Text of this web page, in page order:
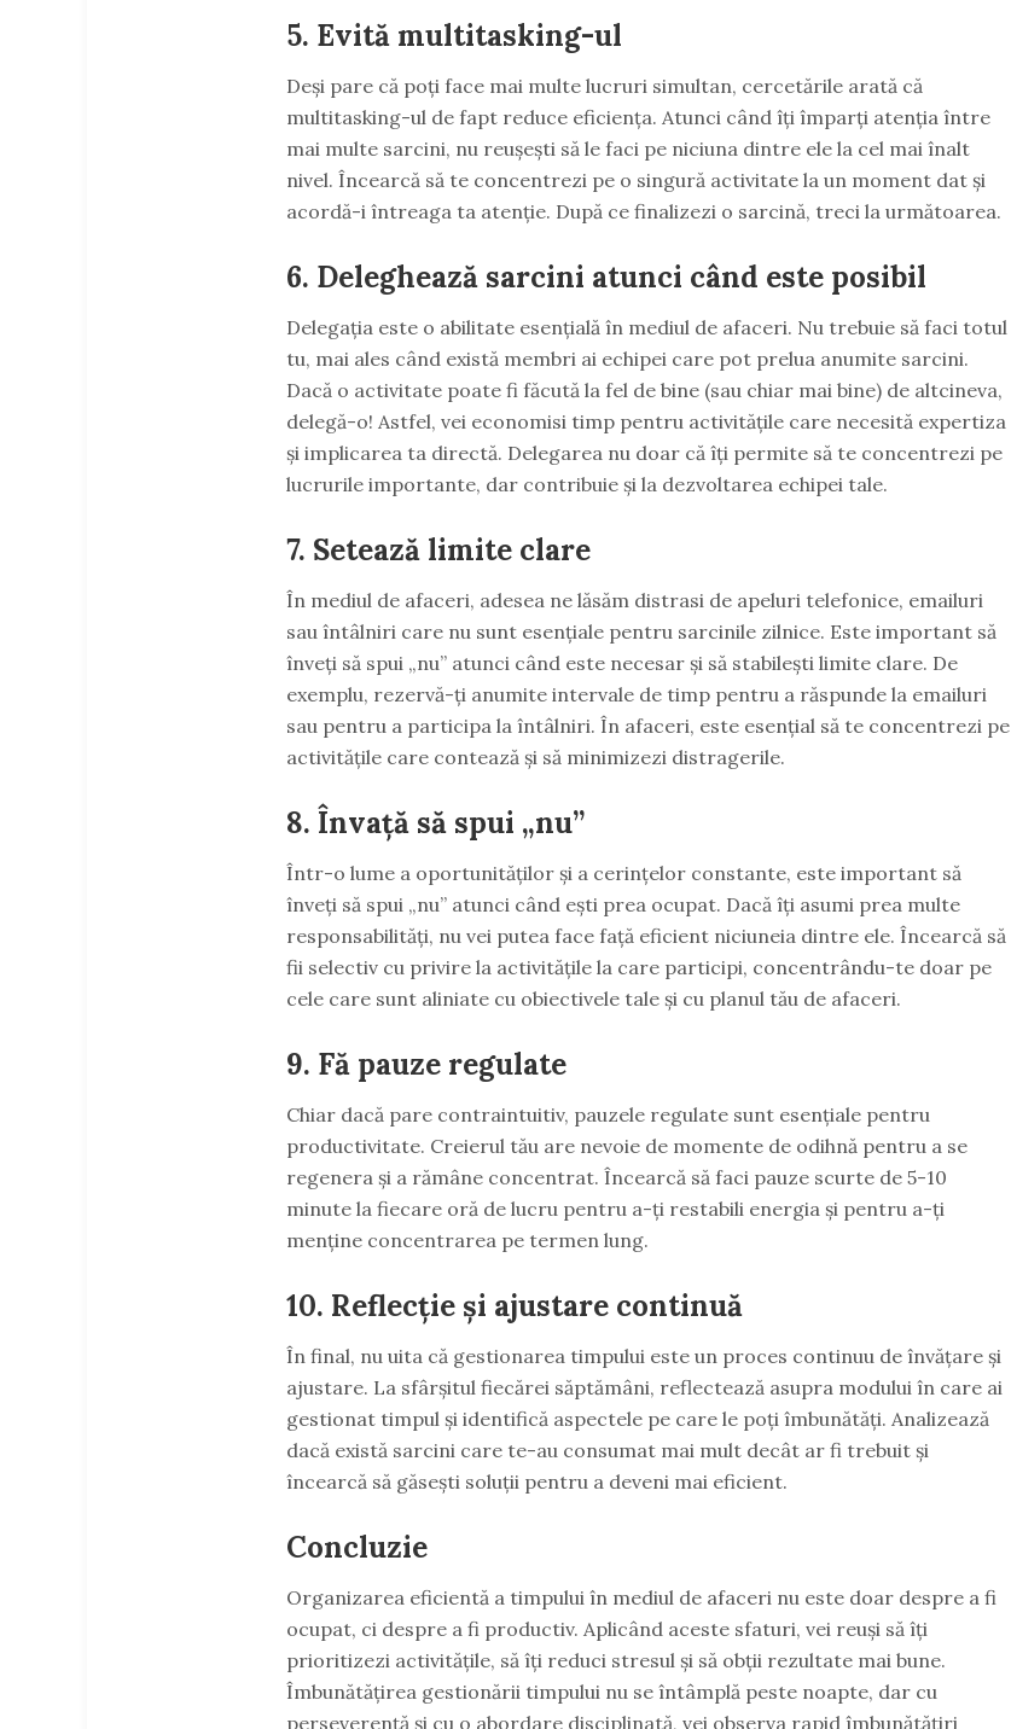
5. Evită multitasking-ul
Deși pare că poți face mai multe lucruri simultan, cercetările arată că
multitasking-ul de fapt reduce eficiența. Atunci când îți împarți atenția între
mai multe sarcini, nu reușești să le faci pe niciuna dintre ele la cel mai înalt
nivel. Încearcă să te concentrezi pe o singură activitate la un moment dat și
acordă-i întreaga ta atenție. După ce finalizezi o sarcină, treci la următoarea.
6. Deleghează sarcini atunci când este posibil
Delegația este o abilitate esențială în mediul de afaceri. Nu trebuie să faci totul
tu, mai ales când există membri ai echipei care pot prelua anumite sarcini.
Dacă o activitate poate fi făcută la fel de bine (sau chiar mai bine) de altcineva,
delegă-o! Astfel, vei economisi timp pentru activitățile care necesită expertiza
și implicarea ta directă. Delegarea nu doar că îți permite să te concentrezi pe
lucrurile importante, dar contribuie și la dezvoltarea echipei tale.
7. Setează limite clare
În mediul de afaceri, adesea ne lăsăm distrasi de apeluri telefonice, emailuri
sau întâlniri care nu sunt esențiale pentru sarcinile zilnice. Este important să
înveți să spui „nu” atunci când este necesar și să stabilești limite clare. De
exemplu, rezervă-ți anumite intervale de timp pentru a răspunde la emailuri
sau pentru a participa la întâlniri. În afaceri, este esențial să te concentrezi pe
activitățile care contează și să minimizezi distragerile.
8. Învață să spui „nu”
Într-o lume a oportunităților și a cerințelor constante, este important să
înveți să spui „nu” atunci când ești prea ocupat. Dacă îți asumi prea multe
responsabilități, nu vei putea face față eficient niciuneia dintre ele. Încearcă să
fii selectiv cu privire la activitățile la care participi, concentrându-te doar pe
cele care sunt aliniate cu obiectivele tale și cu planul tău de afaceri.
9. Fă pauze regulate
Chiar dacă pare contraintuitiv, pauzele regulate sunt esențiale pentru
productivitate. Creierul tău are nevoie de momente de odihnă pentru a se
regenera și a rămâne concentrat. Încearcă să faci pauze scurte de 5-10
minute la fiecare oră de lucru pentru a-ți restabili energia și pentru a-ți
menține concentrarea pe termen lung.
10. Reflecție și ajustare continuă
În final, nu uita că gestionarea timpului este un proces continuu de învățare și
ajustare. La sfârșitul fiecărei săptămâni, reflectează asupra modului în care ai
gestionat timpul și identifică aspectele pe care le poți îmbunătăți. Analizează
dacă există sarcini care te-au consumat mai mult decât ar fi trebuit și
încearcă să găsești soluții pentru a deveni mai eficient.
Concluzie
Organizarea eficientă a timpului în mediul de afaceri nu este doar despre a fi
ocupat, ci despre a fi productiv. Aplicând aceste sfaturi, vei reuși să îți
prioritizezi activitățile, să îți reduci stresul și să obții rezultate mai bune.
Îmbunătățirea gestionării timpului nu se întâmplă peste noapte, dar cu
perseverență și cu o abordare disciplinată, vei observa rapid îmbunătățiri